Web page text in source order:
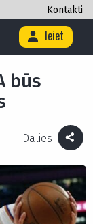
Kontakti
Ieiet
vērojams latviešu
būs
Dalies